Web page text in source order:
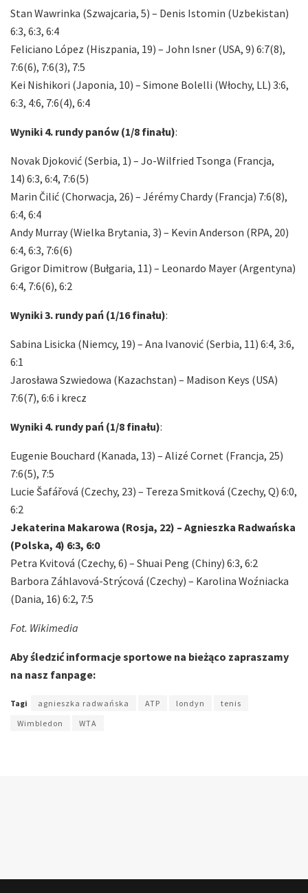
Stan Wawrinka (Szwajcaria, 5) – Denis Istomin (Uzbekistan)
6:3, 6:3, 6:4
Feliciano López (Hiszpania, 19) – John Isner (USA, 9) 6:7(8),
7:6(6), 7:6(3), 7:5
Kei Nishikori (Japonia, 10) – Simone Bolelli (Włochy, LL) 3:6,
6:3, 4:6, 7:6(4), 6:4
Wyniki 4. rundy panów (1/8 finału):
Novak Djoković (Serbia, 1) – Jo-Wilfried Tsonga (Francja,
14) 6:3, 6:4, 7:6(5)
Marin Čilić (Chorwacja, 26) – Jérémy Chardy (Francja) 7:6(8),
6:4, 6:4
Andy Murray (Wielka Brytania, 3) – Kevin Anderson (RPA, 20)
6:4, 6:3, 7:6(6)
Grigor Dimitrow (Bułgaria, 11) – Leonardo Mayer (Argentyna)
6:4, 7:6(6), 6:2
Wyniki 3. rundy pań (1/16 finału):
Sabina Lisicka (Niemcy, 19) – Ana Ivanović (Serbia, 11) 6:4, 3:6,
6:1
Jarosława Szwiedowa (Kazachstan) – Madison Keys (USA)
7:6(7), 6:6 i krecz
Wyniki 4. rundy pań (1/8 finału):
Eugenie Bouchard (Kanada, 13) – Alizé Cornet (Francja, 25)
7:6(5), 7:5
Lucie Šafářová (Czechy, 23) – Tereza Smitková (Czechy, Q) 6:0,
6:2
Jekaterina Makarowa (Rosja, 22) – Agnieszka Radwańska
(Polska, 4) 6:3, 6:0
Petra Kvitová (Czechy, 6) – Shuai Peng (Chiny) 6:3, 6:2
Barbora Záhlavová-Strýcová (Czechy) – Karolina Woźniacka
(Dania, 16) 6:2, 7:5
Fot. Wikimedia
Aby śledzić informacje sportowe na bieżąco zapraszamy
na nasz fanpage:
Tagi agnieszka radwańska ATP londyn
tenis
Wimbledon
WTA